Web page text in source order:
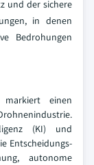
und der sichere
in denen
Bedrohungen
einen
(KI) und
Entscheidungs-
autonome